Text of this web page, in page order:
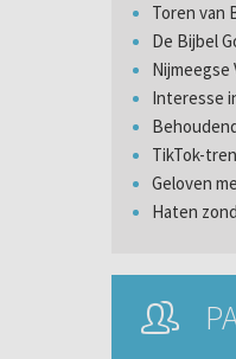
Toren van
De Bijbel
Nijmeegse
Interesse
TikTok-
Geloven
Haten